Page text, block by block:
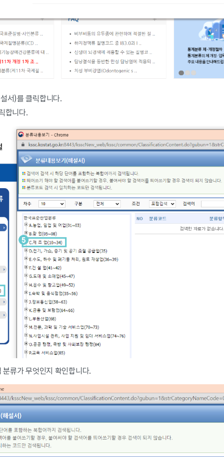
서)를 클릭합니다.
합니다.
류가 무엇인지 확인합니다.